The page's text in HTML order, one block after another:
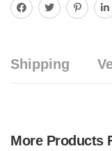
Shipping
More Products